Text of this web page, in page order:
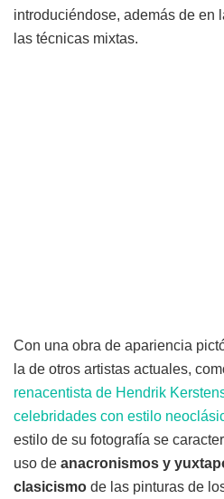
introduciéndose, además de en
las técnicas mixtas.
Con una obra de apariencia
la de otros artistas actuales,
renacentista de Hendrik
celebridades con estilo
estilo de su fotografía se
uso de anacronismos y
clasicismo de las pinturas de